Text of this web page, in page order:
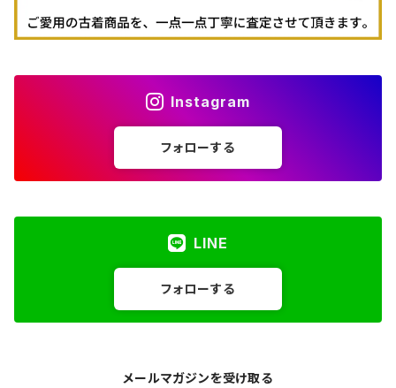
Instagram
フォローする
LINE
フォローする
メールマガジンを受け取る